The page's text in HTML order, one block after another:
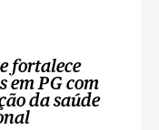
fortalece
em PG com
da saúde